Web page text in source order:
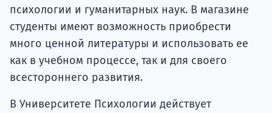
психологии и гуманитарных наук. В магазине
студенты имеют возможность приобрести
много ценной литературы и использовать ее
как в учебном процессе, так и для своего
всестороннего развития.
В Университете Психологии действует